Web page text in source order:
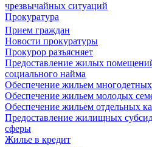
чрезвычайных ситуаций
Прокуратура
Прием граждан
Новости прокуратуры
Прокурор разъясняет
Предоставление жилых
социального найма
Обеспечение жильем
Обеспечение жильем молодых
Обеспечение жильем отдельных
Предоставление жилищных
сферы
Жилье в кредит